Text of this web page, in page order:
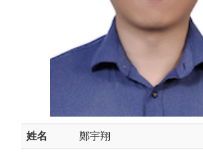
姓名
鄭宇翔